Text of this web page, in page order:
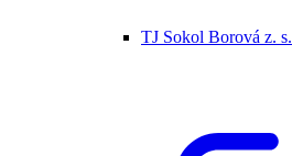
TJ Sokol Borová z. s.